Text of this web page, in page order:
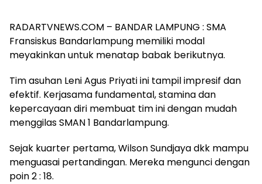
RADARTVNEWS.COM – BANDAR LAMPUNG : SMA
Fransiskus Bandarlampung memiliki modal
meyakinkan untuk menatap babak berikutnya.
Tim asuhan Leni Agus Priyati ini tampil impresif dan
efektif. Kerjasama fundamental, stamina dan
kepercayaan diri membuat tim ini dengan mudah
menggilas SMAN 1 Bandarlampung.
Sejak kuarter pertama, Wilson Sundjaya dkk mampu
menguasai pertandingan. Mereka mengunci dengan
poin 2 : 18.